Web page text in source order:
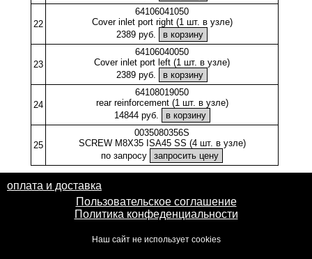
22
64106041050
Cover inlet port right (1 шт. в узле)
2389 руб.
23
64106040050
Cover inlet port left (1 шт. в узле)
2389 руб.
24
64108019050
rear reinforcement (1 шт. в узле)
14844 руб.
25
0035080356S
SCREW M8X35 ISA45 SS (4 шт. в узле)
по запросу
оплата и доставка
Пользовательское соглашение
Политика конфеденциальности
Наш сайт не использует cookies